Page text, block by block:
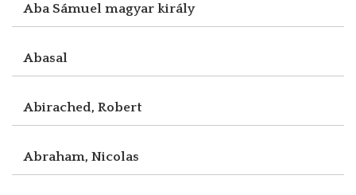
Aba Sámuel magyar király
Abasal
Abirached, Robert
Abraham, Nicolas